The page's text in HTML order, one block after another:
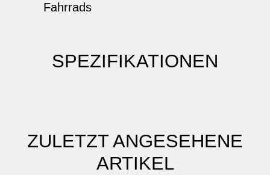
Fahrrads
SPEZIFIKATIONEN
ZULETZT ANGESEHENE
ARTIKEL